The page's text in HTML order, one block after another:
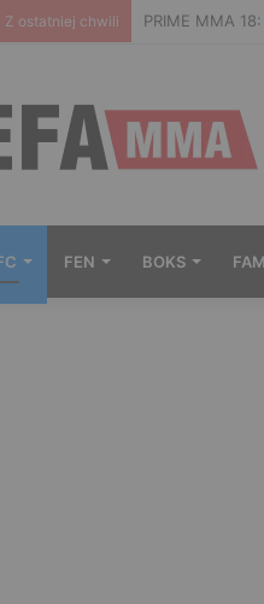
Z ostatniej chwili PRIME MMA
FEN BOKS